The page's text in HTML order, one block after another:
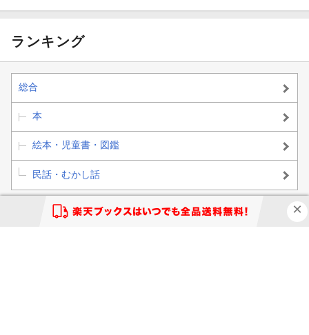
ランキング
総合
本
絵本・児童書・図鑑
民話・むかし話